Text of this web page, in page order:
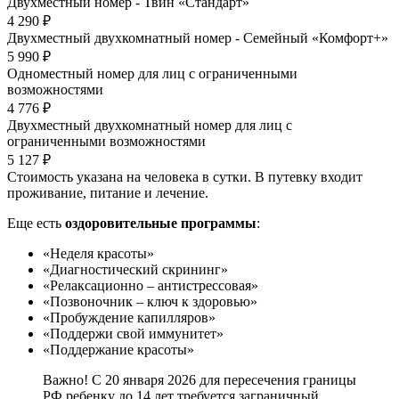
4 290 ₽
Двухместный двухкомнатный номер - Семейный «Комфорт+»
5 990 ₽
Одноместный номер для лиц с ограниченными
возможностями
4 776 ₽
Двухместный двухкомнатный номер для лиц с
ограниченными возможностями
5 127 ₽
Стоимость указана на человека в сутки. В путевку входит
проживание, питание и лечение.
Еще есть оздоровительные программы:
«Неделя красоты»
«Диагностический скрининг»
«Релаксационно – антистрессовая»
«Позвоночник – ключ к здоровью»
«Пробуждение капилляров»
«Поддержи свой иммунитет»
«Поддержание красоты»
Важно! С 20 января 2026 для пересечения границы